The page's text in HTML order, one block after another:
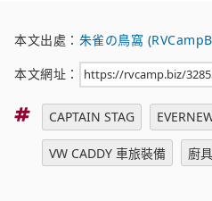
本文出處： 朱雀の鳥窩
本文網址：
標
CAPTAIN STAG
VW CADDY 車旅裝備 廚